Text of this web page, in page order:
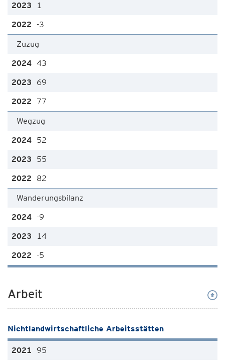
1
-3
Zuzug
43
69
77
Wegzug
52
55
82
Wanderungsbilanz
-9
14
-5
Arbeit
Nichtlandwirtschaftliche Arbeitsstätten
95